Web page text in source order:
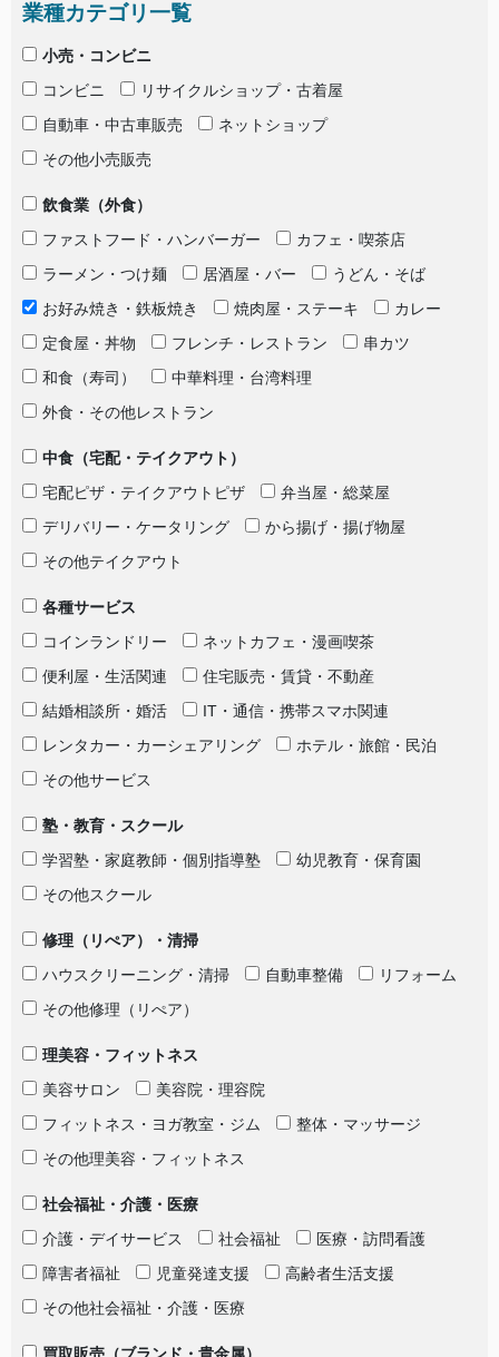
業種カテゴリ一覧
小売・コンビニ
コンビニ
リサイクルショップ・古着屋
自動車・中古車販売
ネットショップ
その他小売販売
飲食業（外食）
ファストフード・ハンバーガー
カフェ・喫茶店
ラーメン・つけ麺
居酒屋・バー
うどん・そば
お好み焼き・鉄板焼き
焼肉屋・ステーキ
カレー
定食屋・丼物
フレンチ・レストラン
串カツ
和食（寿司）
中華料理・台湾料理
外食・その他レストラン
中食（宅配・テイクアウト）
宅配ピザ・テイクアウトピザ
弁当屋・総菜屋
デリバリー・ケータリング
から揚げ・揚げ物屋
その他テイクアウト
各種サービス
コインランドリー
ネットカフェ・漫画喫茶
便利屋・生活関連
住宅販売・賃貸・不動産
結婚相談所・婚活
IT・通信・携帯スマホ関連
レンタカー・カーシェアリング
ホテル・旅館・民泊
その他サービス
塾・教育・スクール
学習塾・家庭教師・個別指導塾
幼児教育・保育園
その他スクール
修理（リぺア）・清掃
ハウスクリーニング・清掃
自動車整備
リフォーム
その他修理（リぺア）
理美容・フィットネス
美容サロン
美容院・理容院
フィットネス・ヨガ教室・ジム
整体・マッサージ
その他理美容・フィットネス
社会福祉・介護・医療
介護・デイサービス
社会福祉
医療・訪問看護
障害者福祉
児童発達支援
高齢者生活支援
その他社会福祉・介護・医療